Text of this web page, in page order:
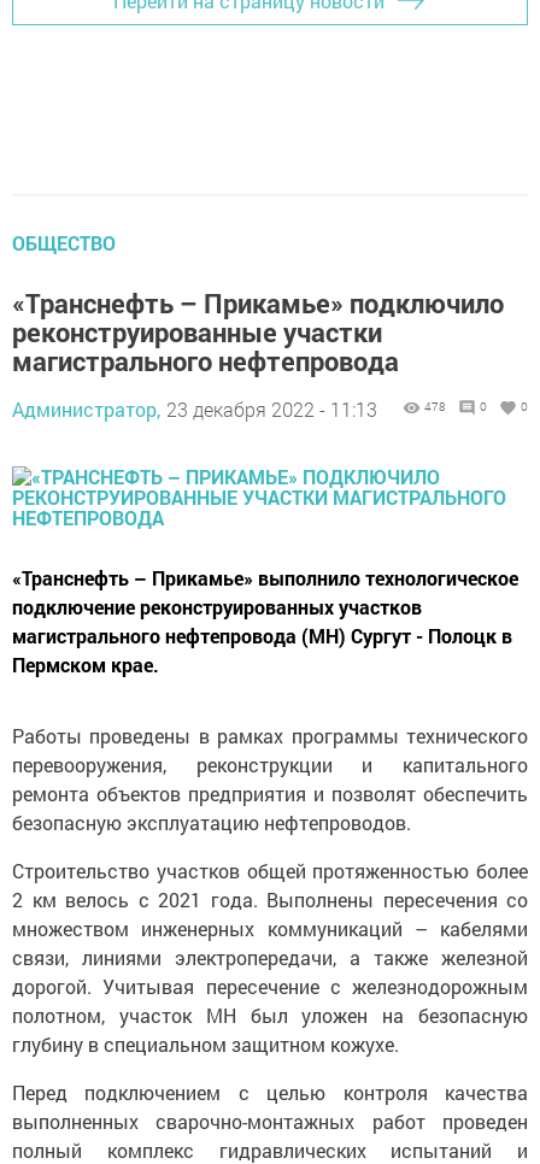
ОБЩЕСТВО
«Транснефть – Прикамье» подключило
реконструированные участки
магистрального нефтепровода
Администратор, 23 декабря 2022 - 11:13 478 0 0
«Транснефть – Прикамье» выполнило технологическое
подключение реконструированных участков
магистрального нефтепровода (МН) Сургут - Полоцк в
Пермском крае.
Работы проведены в рамках программы технического
перевооружения, реконструкции и капитального
ремонта объектов предприятия и позволят обеспечить
безопасную эксплуатацию нефтепроводов.
Строительство участков общей протяженностью более
2 км велось с 2021 года. Выполнены пересечения со
множеством инженерных коммуникаций – кабелями
связи, линиями электропередачи, а также железной
дорогой. Учитывая пересечение с железнодорожным
полотном, участок МН был уложен на безопасную
глубину в специальном защитном кожухе.
Перед подключением с целью контроля качества
выполненных сварочно-монтажных работ проведен
полный комплекс гидравлических испытаний и